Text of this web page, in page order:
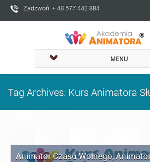
Zadzwoń + 48 577 442 884
MENU
Tag Archives: Kurs Animatora
Animator Czasu Wolnego,